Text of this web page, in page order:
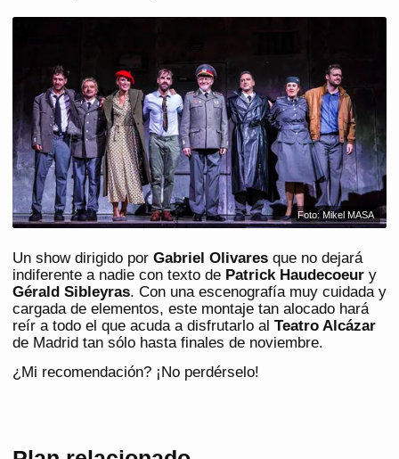
Foto: Mikel MASA
Un show dirigido por Gabriel Olivares que no dejará
indiferente a nadie con texto de Patrick Haudecoeur y
Gérald Sibleyras. Con una escenografía muy cuidada y
cargada de elementos, este montaje tan alocado hará
reír a todo el que acuda a disfrutarlo al Teatro Alcázar
de Madrid tan sólo hasta finales de noviembre.
¿Mi recomendación? ¡No perdérselo!